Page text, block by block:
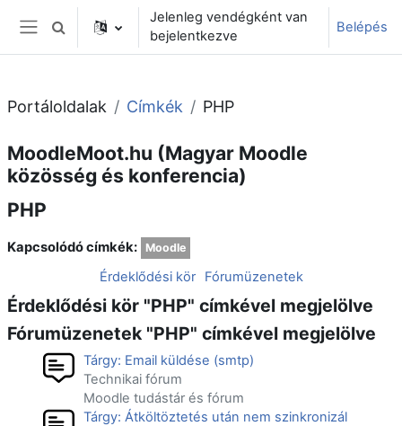
Tovább a fő tartalomhoz
Oldalpanel
Keresési bemeneti adatok váltása
Jelenleg vendégként van
bejelentkezve
Belépés
Portáloldalak Címkék PHP
MoodleMoot.hu (Magyar Moodle
közösség és konferencia)
PHP
Kapcsolódó címkék: Moodle
Érdeklődési kör Fórumüzenetek
Érdeklődési kör "PHP" címkével megjelölve
Fórumüzenetek "PHP" címkével megjelölve
Tárgy: Email küldése (smtp)
Technikai fórum
Moodle tudástár és fórum
Tárgy: Átköltöztetés után nem szinkronizál